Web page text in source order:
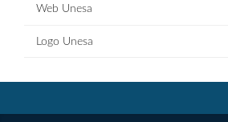
Web Unesa
Logo Unesa